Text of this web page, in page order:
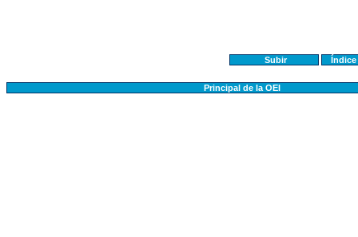
Subir Índice
Principal de la OEI